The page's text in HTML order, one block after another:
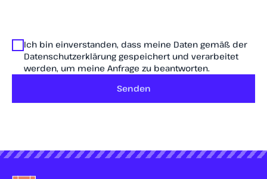
Ich bin einverstanden, dass meine Daten gemäß der
Datenschutzerklärung gespeichert und verarbeitet
werden, um meine Anfrage zu beantworten.
Senden